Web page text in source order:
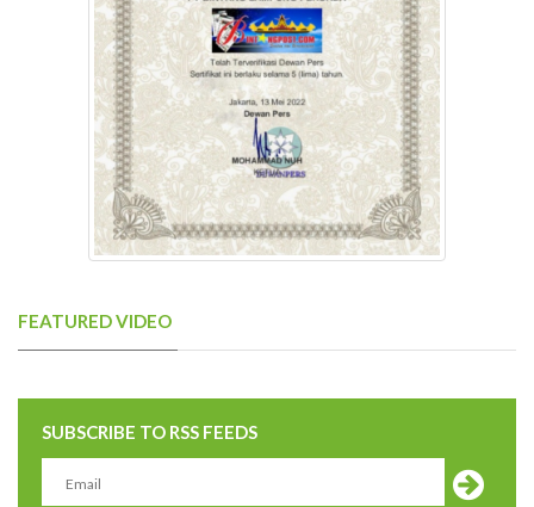
FEATURED VIDEO
SUBSCRIBE TO RSS FEEDS